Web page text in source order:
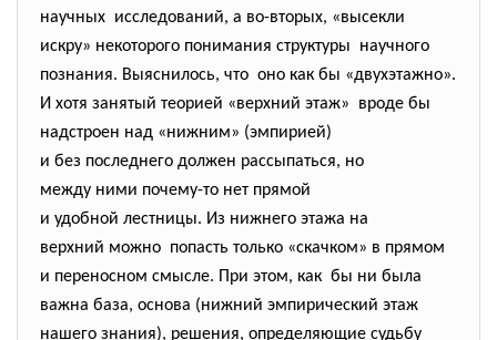
научных исследований, а во-вторых, «высекли
искру» некоторого понимания структуры научного
познания. Выяснилось, что оно как бы «двухэтажно».
И хотя занятый теорией «верхний этаж» вроде бы
надстроен над «нижним» (эмпирией)
и без последнего должен рассыпаться, но
между ними почему-то нет прямой
и удобной лестницы. Из нижнего этажа на
верхний можно попасть только «скачком» в прямом
и переносном смысле. При этом, как бы ни была
важна база, основа (нижний эмпирический этаж
нашего знания), решения, определяющие судьбу